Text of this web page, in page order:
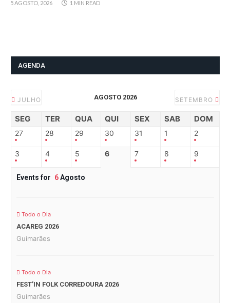
5 AGOSTO, 2026 1 MIN READ
AGENDA
JULHO AGOSTO 2026 SETEMBRO
SEG TER QUA QUI SEX SAB DOM
27 28 29 30 31 1 2
3 4 5 6 7 8 9
Events for 6Agosto
Todo o Dia
ACAREG 2026
Guimarães
Todo o Dia
FEST’IN FOLK CORREDOURA 2026
Guimarães